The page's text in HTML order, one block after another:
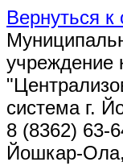
Вернуться
учреждение
система г.
8 (8362) 63-
Йошкар-